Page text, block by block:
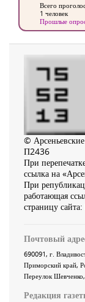
Всего
1 человек
Прошлые
©
П2436
При
ссылка на
При
работающая
страницу сайта:
Почтовый
690091, г.
Приморский край,
Переулок Шевченко
Редакция